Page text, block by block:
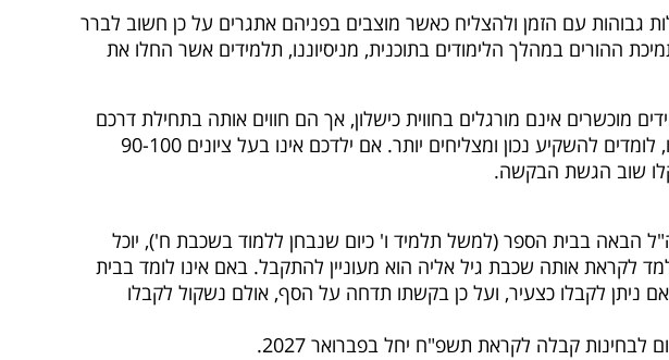
גבוהות עם הזמן ולהצליח כאשר מוצבים בפניהם אתגרים על כן חשוב לברר
ההורים במהלך הלימודים בתוכנית, מניסיוננו, תלמידים אשר החלו את
אינם מורגלים בחווית כישלון, אך הם חווים אותה בתחילת דרכם
אצלנו בתוכנית שכן המאמץ כעת הוא רב יותר. עם הזמן תלמידים אשר בתחילת דרכם לא הצליחו, לומדים להשקיע נכון ומצליחים יותר. אם ילדכם אינו בעל ציונים 90-100
שוב הגשת הבקשה.
בבית הספר (למשל תלמיד ו' כיום שנבחן ללמוד בשכבת ח'), יוכל
לקראת אותה שכבת גיל אליה הוא מעוניין להתקבל. באם אינו לומד בבית
ניתן לקבלו כצעיר, ועל כן בקשתו תדחה על הסף, אולם נשקול לקבלו
קבלה לקראת תשפ"ח יחל בפברואר 2027.